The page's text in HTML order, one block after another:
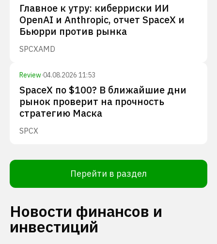
Главное к утру: киберриски ИИ
OpenAI и Anthropic, отчет SpaceX и
Бьюрри против рынка
SPCXAMD
Review·04.08.2026 11:53
SpaceX по $100? В ближайшие дни
рынок проверит на прочность
стратегию Маска
SPCX
Перейти в раздел
Новости финансов и
инвестиций